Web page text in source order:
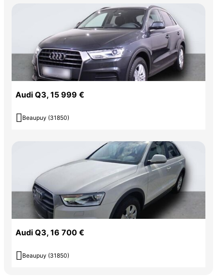
Audi Q3, 15 999 €
 Beaupuy (31850)
Audi Q3, 16 700 €
 Beaupuy (31850)